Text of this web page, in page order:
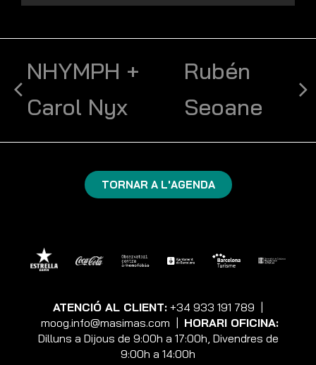
NHYMPH +
Carol Nyx
Rubén
Seoane
TORNAR A L'AGENDA
ATENCIÓ AL CLIENT: +34 933 191 789 |
moog.info@masimas.com | HORARI OFICINA:
Dilluns a Dijous de 9:00h a 17:00h, Divendres de
9:00h a 14:00h